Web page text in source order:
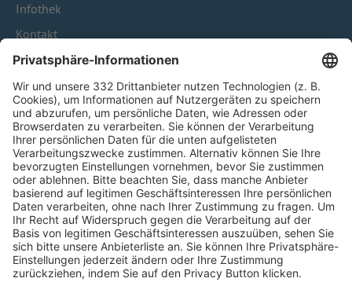
Infothek
Kontakt
HÄUFIG BESUCHTE SEITEN
Pässe und Vereinswechsel
Trainerausbildung
Schulungsangebot Vereinsmitarbeiter
BFV-Geschäftsstellen
Trainerbörse
Login SpielPlus
FOLGE DEM BFV